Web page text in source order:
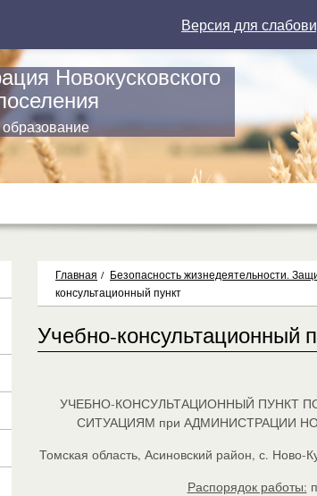
Версия для
Новокусковского
Главная / Безопасность жизнедеятельности.
консультационный пункт
Учебно-консультационный
УЧЕБНО-КОНСУЛЬТАЦИОННЫЙ ПУНКТ
СИТУАЦИЯМ при АДМИНИСТРАЦИИ
Томская область, Асиновский район, с. Ново-
Распорядок работы: